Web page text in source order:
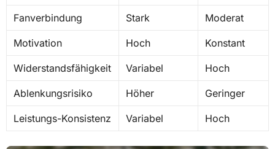
Fanverbindung Stark Moderat
Motivation Hoch Konstant
Widerstandsfähigkeit Variabel Hoch
Ablenkungsrisiko Höher Geringer
Leistungs-Konsistenz Variabel Hoch